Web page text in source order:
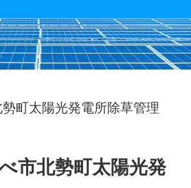
i
g
a
t
i
o
町太陽光発電所除草管理
市北勢町太陽光発